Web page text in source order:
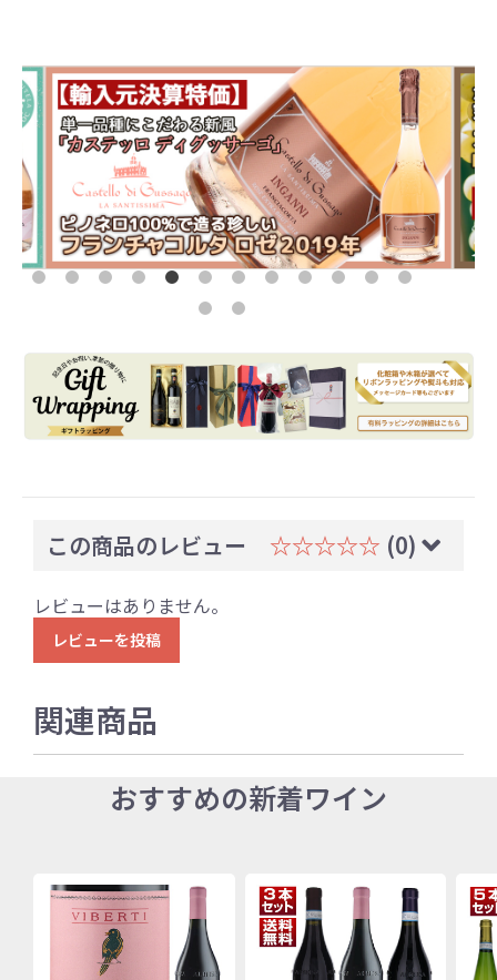
この商品のレビュー ☆☆☆☆☆ (0)
レビューはありません。
レビューを投稿
関連商品
おすすめの新着ワイン